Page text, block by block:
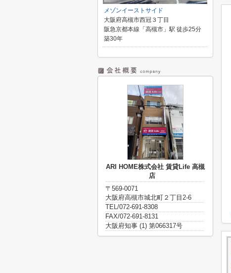
メゾンイーストサイド
大阪府高槻市西冠３丁目
阪急京都本線「高槻市」駅 徒歩25分
築30年
ARI HOME株式会社 賃貸Life 高槻
店
〒569-0071
大阪府高槻市城北町２丁目2-6
TEL/072-691-8308
FAX/072-691-8131
大阪府知事 (1) 第066317号